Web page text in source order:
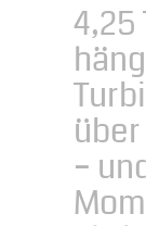
4,25
–